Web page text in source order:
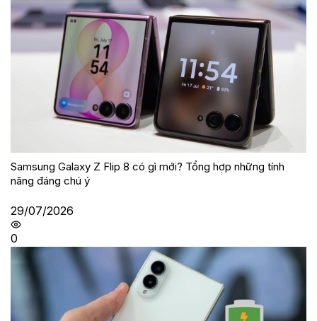
Samsung Galaxy Z Flip 8 có gì mới? Tổng hợp những tính
năng đáng chú ý
29/07/2026
0